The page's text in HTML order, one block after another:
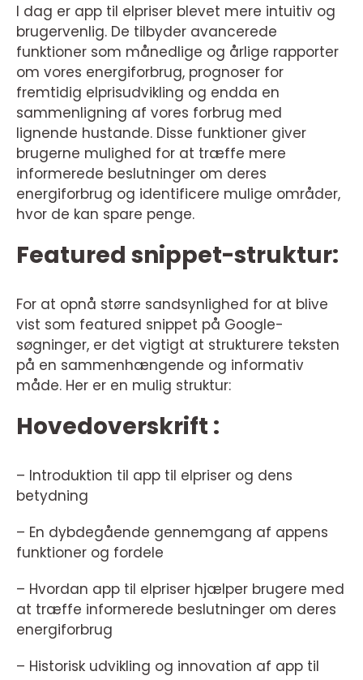
I dag er app til elpriser blevet mere intuitiv og
brugervenlig. De tilbyder avancerede
funktioner som månedlige og årlige rapporter
om vores energiforbrug, prognoser for
fremtidig elprisudvikling og endda en
sammenligning af vores forbrug med
lignende hustande. Disse funktioner giver
brugerne mulighed for at træffe mere
informerede beslutninger om deres
energiforbrug og identificere mulige områder,
hvor de kan spare penge.
Featured snippet-struktur:
For at opnå større sandsynlighed for at blive
vist som featured snippet på Google-
søgninger, er det vigtigt at strukturere teksten
på en sammenhængende og informativ
måde. Her er en mulig struktur:
Hovedoverskrift :
– Introduktion til app til elpriser og dens
betydning
– En dybdegående gennemgang af appens
funktioner og fordele
– Hvordan app til elpriser hjælper brugere med
at træffe informerede beslutninger om deres
energiforbrug
– Historisk udvikling og innovation af app til